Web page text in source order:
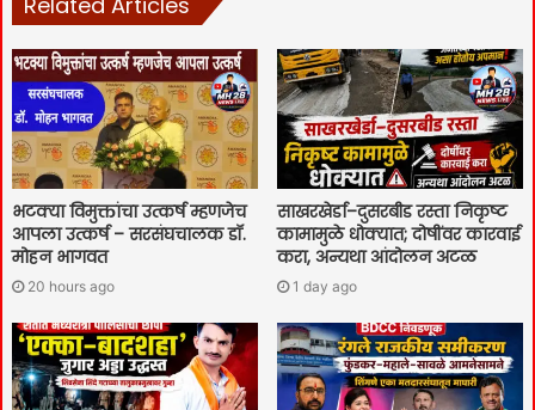
भटक्या विमुक्तांचा उत्कर्ष म्हणजेच
आपला उत्कर्ष – सरसंघचालक डॉ.
मोहन भागवत
20 hours ago
साखरखेर्डा–दुसरबीड रस्ता निकृष्ट
कामामुळे धोक्यात; दोषींवर कारवाई
करा, अन्यथा आंदोलन अटळ
1 day ago